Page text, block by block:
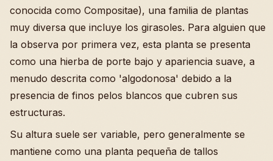
conocida como Compositae), una familia de plantas
muy diversa que incluye los girasoles. Para alguien que
la observa por primera vez, esta planta se presenta
como una hierba de porte bajo y apariencia suave, a
menudo descrita como 'algodonosa' debido a la
presencia de finos pelos blancos que cubren sus
estructuras.
Su altura suele ser variable, pero generalmente se
mantiene como una planta pequeña de tallos